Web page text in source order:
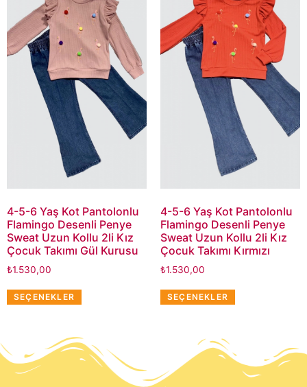
4-5-6 Yaş Kot Pantolonlu
Flamingo Desenli Penye
Sweat Uzun Kollu 2li Kız
Çocuk Takımı Gül Kurusu
₺1.530,00
SEÇENEKLER
4-5-6 Yaş Kot Pantolonlu
Flamingo Desenli Penye
Sweat Uzun Kollu 2li Kız
Çocuk Takımı Kırmızı
₺1.530,00
SEÇENEKLER